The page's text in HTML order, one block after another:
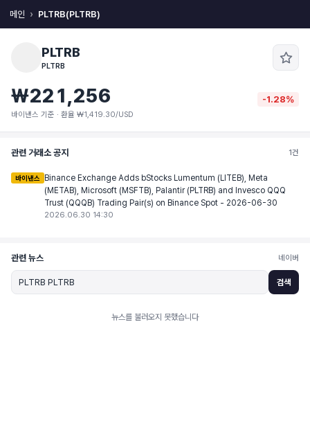
메인 PLTRB(PLTRB)
PLTRB
PLTRB
₩221,256 -1.28%
바이낸스 기준 · 환율 ₩1,419.30/USD
관련 거래소 공지 1건
바이낸스
Binance Exchange Adds bStocks Lumentum (LITEB), Meta
(METAB), Microsoft (MSFTB), Palantir (PLTRB) and Invesco QQQ
Trust (QQQB) Trading Pair(s) on Binance Spot - 2026-06-30
2026.06.30 14:30
관련 뉴스 네이버
검색
뉴스를 불러오지 못했습니다